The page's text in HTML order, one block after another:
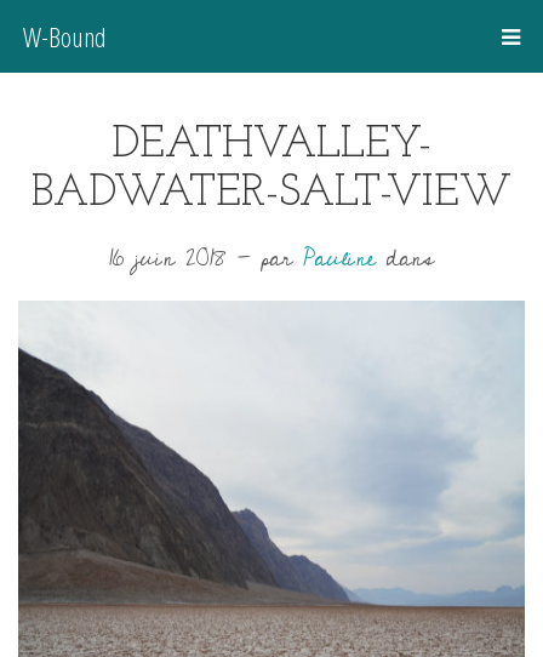
W-Bound
DEATHVALLEY-
BADWATER-SALT-VIEW
16 juin 2018 -parPaulinedans